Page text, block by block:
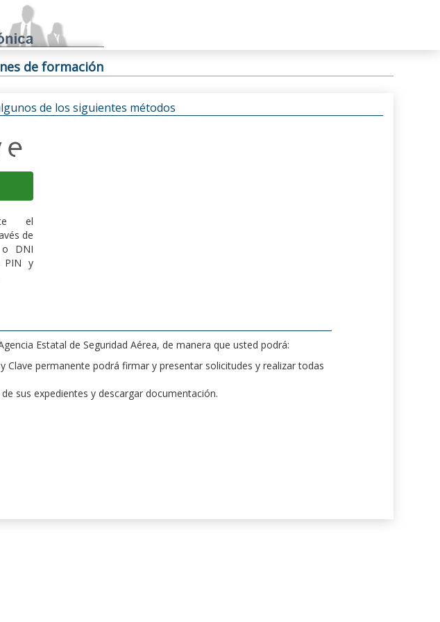
de formación
de los siguientes métodos
el
de
o DNI
PIN y
Estatal de Seguridad Aérea, de manera que usted podrá:
permanente podrá firmar y presentar solicitudes y realizar todas
sus expedientes y descargar documentación.